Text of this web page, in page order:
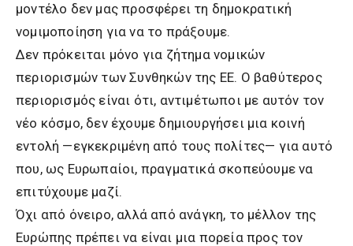
μοντέλο δεν μας προσφέρει τη δημοκρατική
νομιμοποίηση για να το πράξουμε.
Δεν πρόκειται μόνο για ζήτημα νομικών
περιορισμών των Συνθηκών της ΕΕ. Ο βαθύτερος
περιορισμός είναι ότι, αντιμέτωποι με αυτόν τον
νέο κόσμο, δεν έχουμε δημιουργήσει μια κοινή
εντολή —εγκεκριμένη από τους πολίτες— για αυτό
που, ως Ευρωπαίοι, πραγματικά σκοπεύουμε να
επιτύχουμε μαζί.
Όχι από όνειρο, αλλά από ανάγκη, το μέλλον της
Ευρώπης πρέπει να είναι μια πορεία προς τον